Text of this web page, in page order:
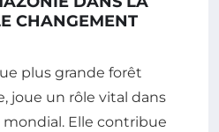
CHANGEMENT
plus grande forêt
joue un rôle vital dans
Elle contribue